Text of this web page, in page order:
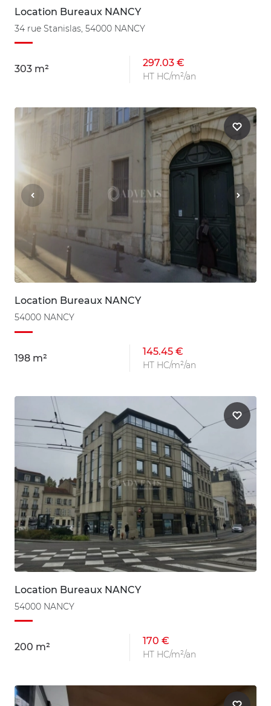
Location Bureaux NANCY
34 rue Stanislas, 54000 NANCY
303 m²
297.03 €
HT HC/m²/an
Location Bureaux NANCY
54000 NANCY
198 m²
145.45 €
HT HC/m²/an
Location Bureaux NANCY
54000 NANCY
200 m²
170 €
HT HC/m²/an